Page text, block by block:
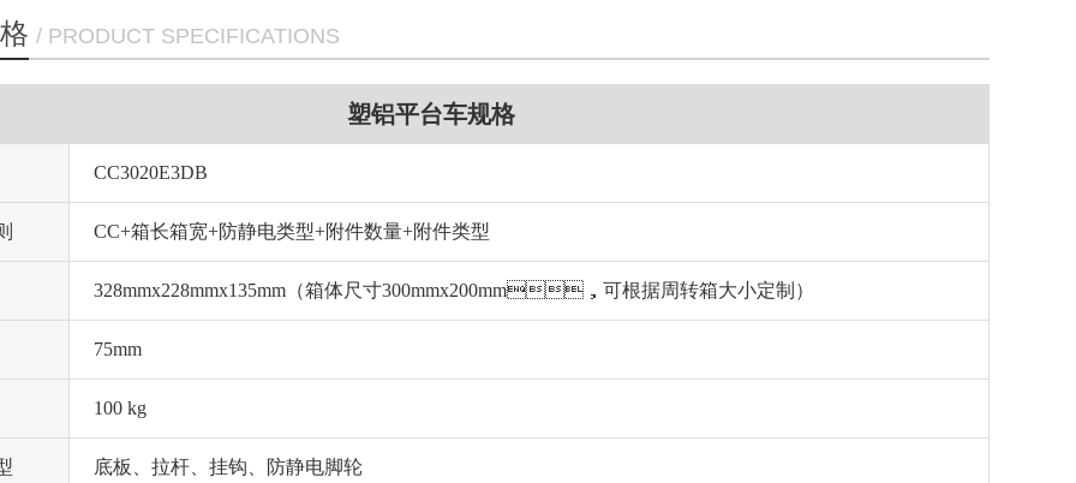
/ PRODUCT SPECIFICATIONS
塑铝平台车规格
CC3020E3DB
CC+箱长箱宽+防静电类型+附件数量+附件类型
328mmx228mmx135mm（箱体尺寸300mmx200mm，可根据周转箱大小定制）
75mm
100 kg
底板、拉杆、挂钩、防静电脚轮